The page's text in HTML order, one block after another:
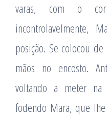
varas, com o
incontrolavelmente,
posição. Se colocou
mãos no encosto.
voltando a meter na
fodendo Mara, que